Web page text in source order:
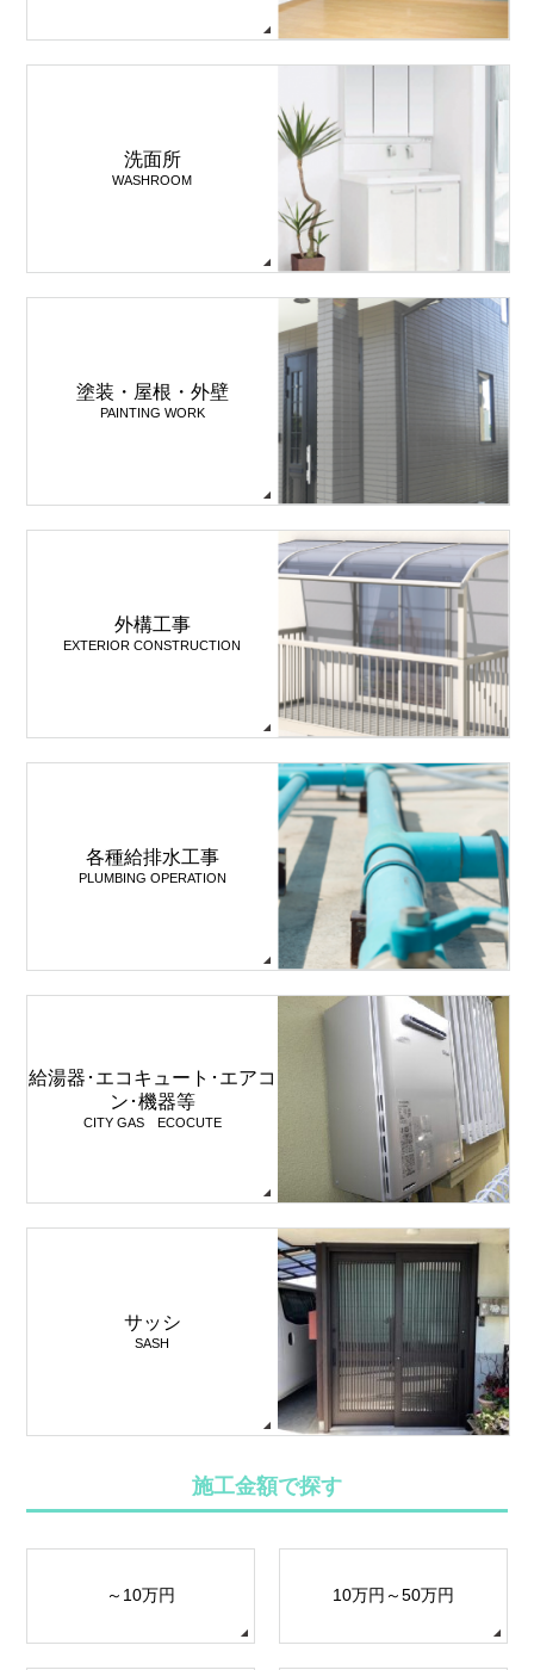
洗面所
WASHROOM
塗装・屋根・外壁
PAINTING WORK
外構工事
EXTERIOR CONSTRUCTION
各種給排水工事
PLUMBING OPERATION
給湯器･エコキュート･エアコ
ン･機器等
CITY GAS ECOCUTE
サッシ
SASH
施工金額で探す
～10万円 10万円～50万円